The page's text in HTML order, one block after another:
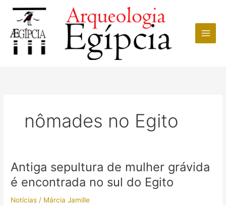
conteúdo
nômades no Egito
Antiga sepultura de mulher grávida
é encontrada no sul do Egito
Notícias / Márcia Jamille